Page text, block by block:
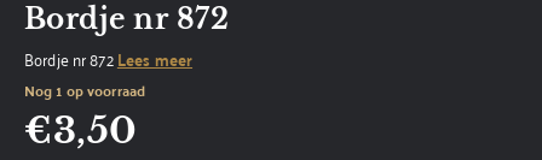
Bordje nr 872
Bordje nr 872Lees meer
Nog 1 op voorraad
€3,50